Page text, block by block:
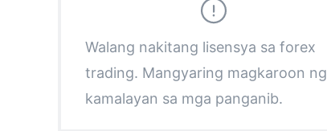
5
6
9
Walang nakitang lisensya sa forex
trading. Mangyaring magkaroon ng
kamalayan sa mga panganib.